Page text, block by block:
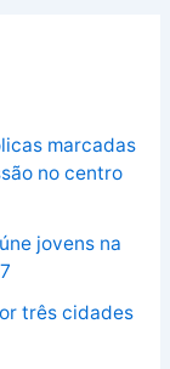
marcadas
no centro
jovens na
três cidades